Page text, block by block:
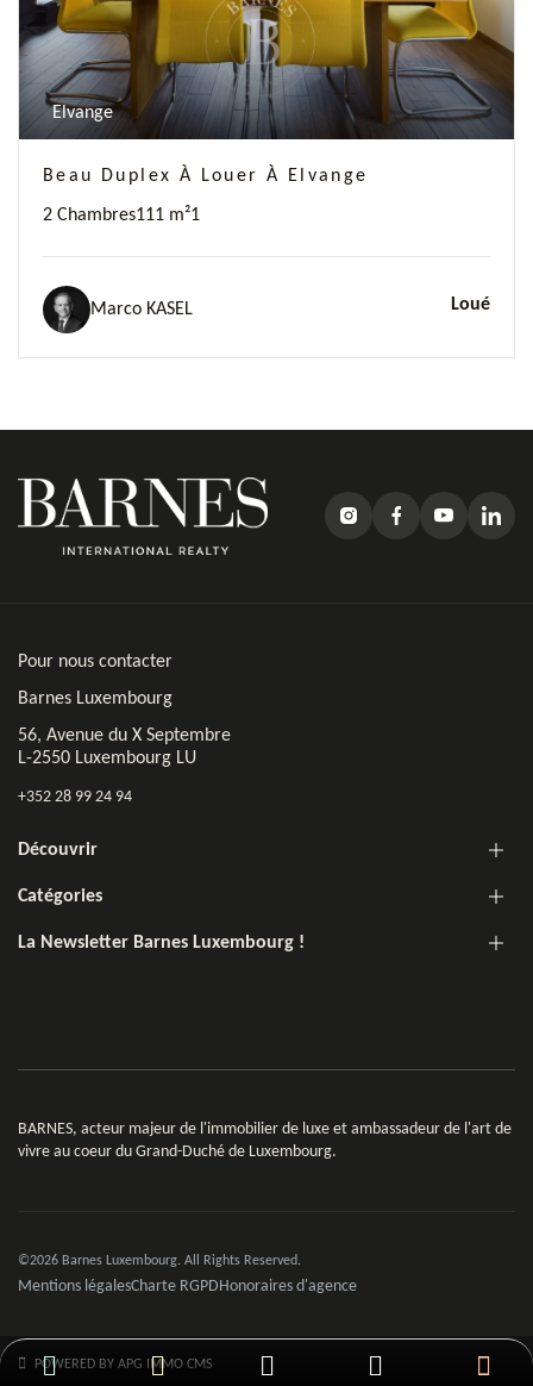
Elvange
Beau Duplex À Louer À Elvange
2 Chambres111 m²1
Marco KASEL Loué
Pour nous contacter
Barnes Luxembourg
56, Avenue du X Septembre
L-2550 Luxembourg LU
+352 28 99 24 94
Découvrir
Catégories
La Newsletter Barnes Luxembourg !
BARNES, acteur majeur de l'immobilier de luxe et ambassadeur de l'art de
vivre au coeur du Grand-Duché de Luxembourg.
©2026 Barnes Luxembourg. All Rights Reserved.
Mentions légalesCharte RGPDHonoraires d'agence
POWERED BY APG IMMO CMS